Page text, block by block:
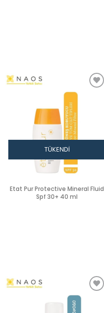
TÜKENDI
Etat Pur Protective Mineral Fluid
Spf 30+ 40 ml